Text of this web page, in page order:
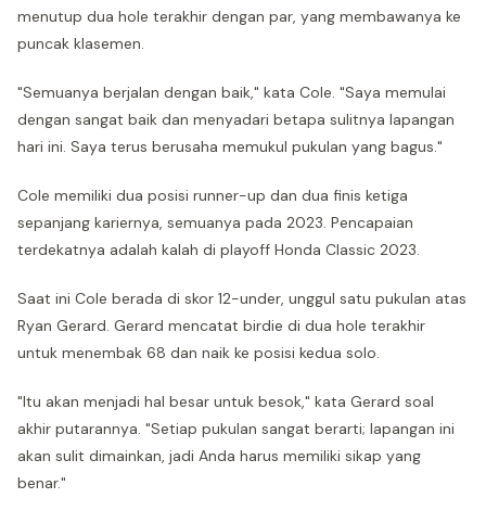
menutup dua hole terakhir dengan par, yang membawanya ke
puncak klasemen.
"Semuanya berjalan dengan baik," kata Cole. "Saya memulai
dengan sangat baik dan menyadari betapa sulitnya lapangan
hari ini. Saya terus berusaha memukul pukulan yang bagus."
Cole memiliki dua posisi runner-up dan dua finis ketiga
sepanjang kariernya, semuanya pada 2023. Pencapaian
terdekatnya adalah kalah di playoff Honda Classic 2023.
Saat ini Cole berada di skor 12-under, unggul satu pukulan atas
Ryan Gerard. Gerard mencatat birdie di dua hole terakhir
untuk menembak 68 dan naik ke posisi kedua solo.
"Itu akan menjadi hal besar untuk besok," kata Gerard soal
akhir putarannya. "Setiap pukulan sangat berarti; lapangan ini
akan sulit dimainkan, jadi Anda harus memiliki sikap yang
benar."